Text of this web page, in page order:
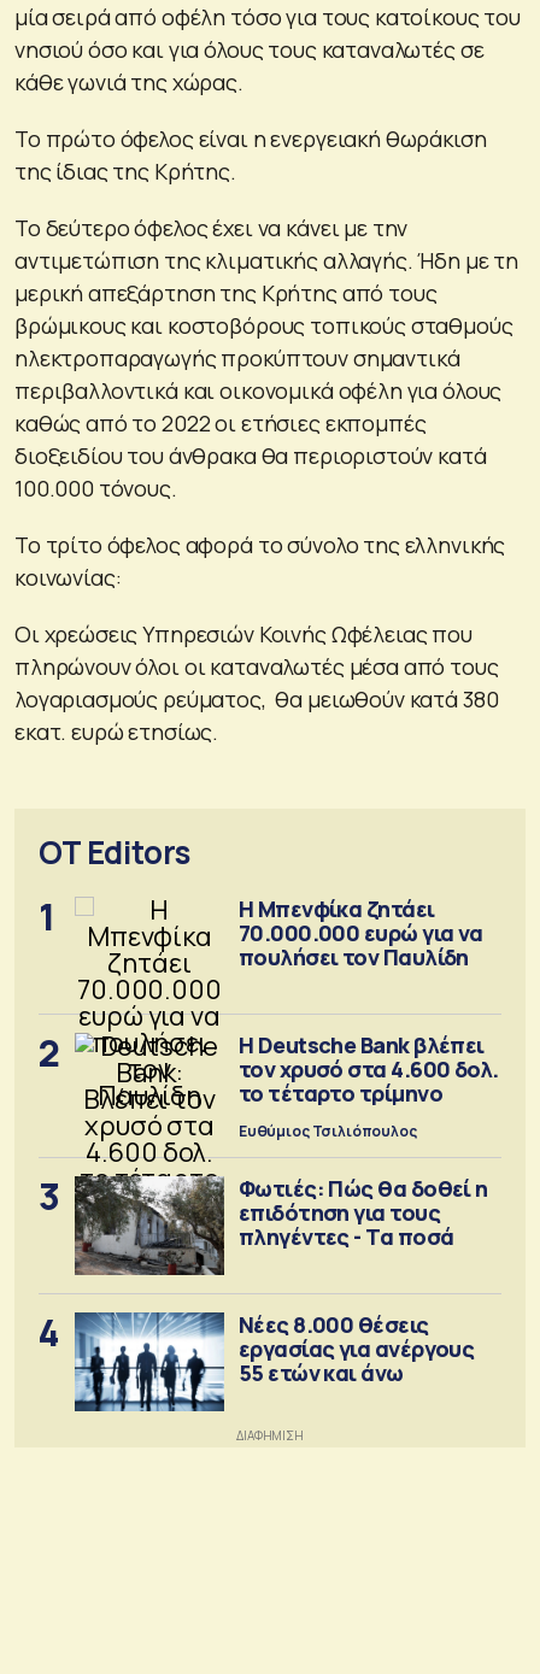
μία σειρά από οφέλη τόσο για τους κατοίκους του
νησιού όσο και για όλους τους καταναλωτές σε
κάθε γωνιά της χώρας.
Το πρώτο όφελος είναι η ενεργειακή θωράκιση
της ίδιας της Κρήτης.
Το δεύτερο όφελος έχει να κάνει με την
αντιμετώπιση της κλιματικής αλλαγής. Ήδη με τη
μερική απεξάρτηση της Κρήτης από τους
βρώμικους και κοστοβόρους τοπικούς σταθμούς
ηλεκτροπαραγωγής προκύπτουν σημαντικά
περιβαλλοντικά και οικονομικά οφέλη για όλους
καθώς από το 2022 οι ετήσιες εκπομπές
διοξειδίου του άνθρακα θα περιοριστούν κατά
100.000 τόνους.
Το τρίτο όφελος αφορά το σύνολο της ελληνικής
κοινωνίας:
Οι χρεώσεις Υπηρεσιών Κοινής Ωφέλειας που
πληρώνουν όλοι οι καταναλωτές μέσα από τους
λογαριασμούς ρεύματος, θα μειωθούν κατά 380
εκατ. ευρώ ετησίως.
OT Editors
1
Η Μπενφίκα ζητάει
70.000.000 ευρώ για να
πουλήσει τον Παυλίδη
2
Η Deutsche Bank βλέπει
τον χρυσό στα 4.600 δολ.
το τέταρτο τρίμηνο
Ευθύμιος Τσιλιόπουλος
3
Φωτιές: Πώς θα δοθεί η
επιδότηση για τους
πληγέντες - Τα ποσά
4
Νέες 8.000 θέσεις
εργασίας για ανέργους
55 ετών και άνω